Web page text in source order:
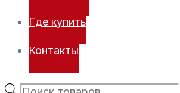
Где купить
Контакты